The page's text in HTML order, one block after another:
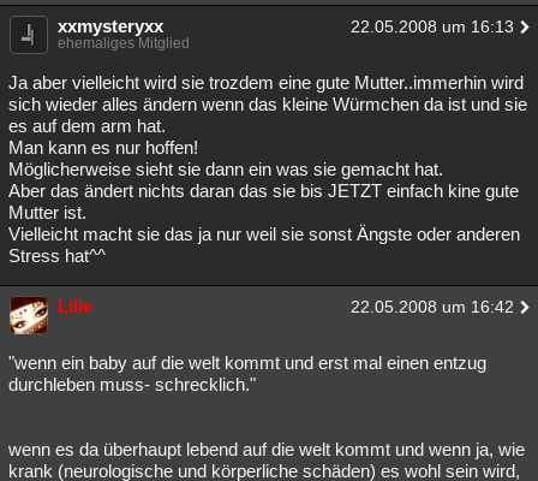
xxmysteryxx 22.05.2008 um 16:13
ehemaliges Mitglied
Ja aber vielleicht wird sie trozdem eine gute Mutter..immerhin wird
sich wieder alles ändern wenn das kleine Würmchen da ist und sie
es auf dem arm hat.
Man kann es nur hoffen!
Möglicherweise sieht sie dann ein was sie gemacht hat.
Aber das ändert nichts daran das sie bis JETZT einfach kine gute
Mutter ist.
Vielleicht macht sie das ja nur weil sie sonst Ängste oder anderen
Stress hat^^
Lilie 22.05.2008 um 16:42
"wenn ein baby auf die welt kommt und erst mal einen entzug
durchleben muss- schrecklich."
wenn es da überhaupt lebend auf die welt kommt und wenn ja, wie
krank (neurologische und körperliche schäden) es wohl sein wird,